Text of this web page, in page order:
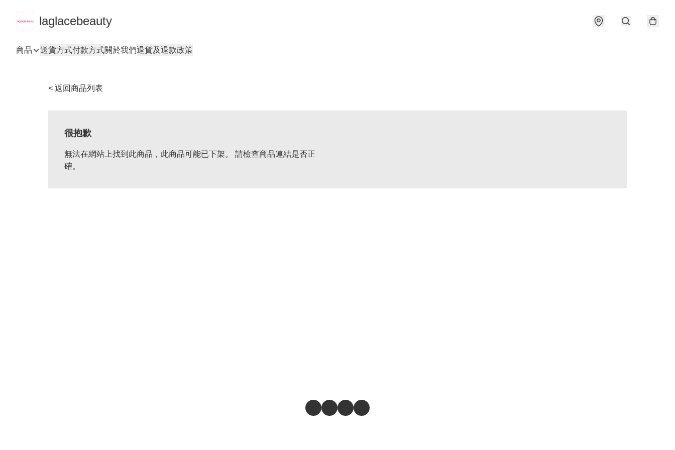
laglacebeauty
商品 送貨方式付款方式關於我們退貨及退款政策
< 返回商品列表
很抱歉
無法在網站上找到此商品，此商品可能已下架。 請檢查商品連結是否正
確。